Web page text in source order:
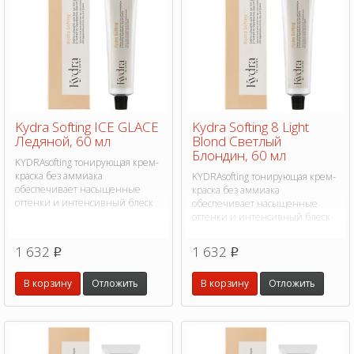
Kydra Softing ICE GLACE
Ледяной, 60 мл
KYDRAsofting тонирующая крем-
краска без аммиака
обеспечивает насыщенные
оттенки и интенсивный блеск
1 632 p
В корзину Отложить
Kydra Softing 8 Light
Blond Светлый
Блондин, 60 мл
KYDRAsofting тонирующая крем-
краска без аммиака
обеспечивает насыщенные
оттенки и интенсивный блеск
1 632 p
В корзину Отложить